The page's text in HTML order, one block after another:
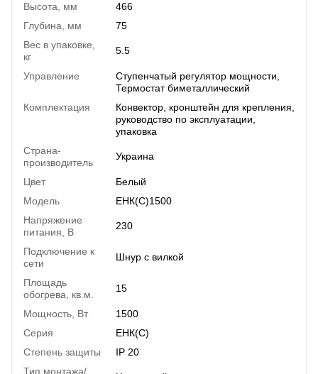
Высота, мм
466
Глубина, мм
75
Вес в упаковке,
кг
5.5
Управление
Ступенчатый регулятор мощности,
Термостат биметаллический
Комплектация
Конвектор, кронштейн для крепления,
руководство по эксплуатации,
упаковка
Страна-
производитель
Украина
Цвет
Белый
Модель
ЕНК(С)1500
Напряжение
питания, В
230
Подключение к
сети
Шнур с вилкой
Площадь
обогрева, кв.м.
15
Мощность, Вт
1500
Серия
ЕНК(С)
Степень защиты
IP 20
Тип монтажа/